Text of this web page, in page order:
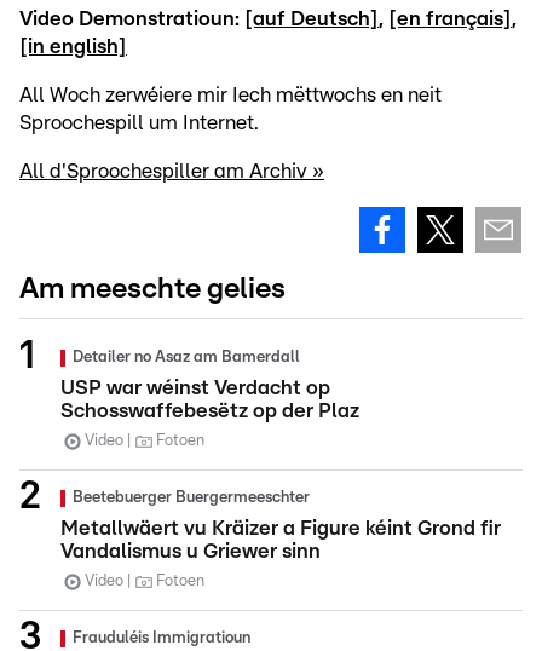
Video Demonstratioun: [auf Deutsch] , [en français] ,
[in english]
All Woch zerwéiere mir Iech mëttwochs en neit
Sproochespill um Internet.
All d'Sproochespiller am Archiv »
Am meeschte gelies
Detailer no Asaz am Bamerdall
USP war wéinst Verdacht op
Schosswaffebesëtz op der Plaz
Video Fotoen
Beetebuerger Buergermeeschter
Metallwäert vu Kräizer a Figure kéint Grond fir
Vandalismus u Griewer sinn
Video Fotoen
Frauduléis Immigratioun